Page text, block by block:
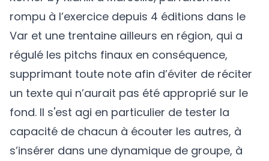
rompu à l’exercice depuis 4 éditions dans le
Var et une trentaine ailleurs en région, qui a
régulé les pitchs finaux en conséquence,
supprimant toute note afin d’éviter de réciter
un texte qui n’aurait pas été approprié sur le
fond. Il s'est agi en particulier de tester la
capacité de chacun à écouter les autres, à
s’insérer dans une dynamique de groupe, à